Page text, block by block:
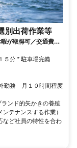
別出荷作業等
が取得可／交通費支
代の方たちが活躍し
１５分 * 駐車場完備
勤務 月１０時間程度
ンド的矢かきの養殖
テナンスする作業）
など社員の特性を合わ